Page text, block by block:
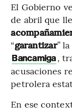
El Gobierno
de abril que
“garantizar” la
Bancamiga,
acusaciones
petrolera
En ese